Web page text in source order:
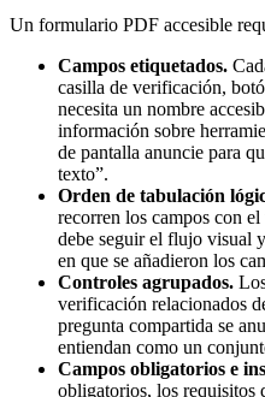
Un formulario PDF accesible
Campos etiquetados.
casilla de verificación,
necesita un nombre
información sobre
de pantalla anuncie para
texto”.
Orden de tabulación
recorren los campos con
debe seguir el flujo visual
en que se añadieron los
Controles agrupados.
verificación relacionados
pregunta compartida se
entiendan como un
Campos obligatorios e
obligatorios, los requisitos